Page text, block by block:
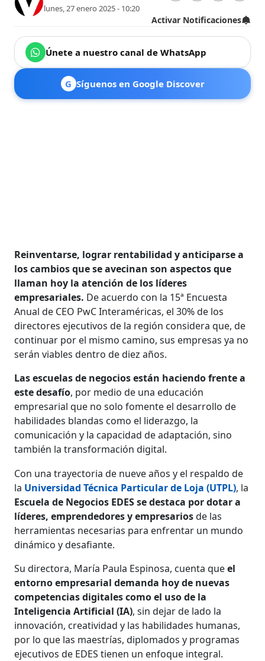
lunes, 27 enero 2025 - 10:20
Activar Notificaciones
Únete a nuestro canal de WhatsApp
G Síguenos en Google Discover
Reinventarse, lograr rentabilidad y anticiparse a
los cambios que se avecinan son aspectos que
llaman hoy la atención de los líderes
empresariales. De acuerdo con la 15ª Encuesta
Anual de CEO PwC Interaméricas, el 30% de los
directores ejecutivos de la región considera que, de
continuar por el mismo camino, sus empresas ya no
serán viables dentro de diez años.
Las escuelas de negocios están haciendo frente a
este desafío, por medio de una educación
empresarial que no solo fomente el desarrollo de
habilidades blandas como el liderazgo, la
comunicación y la capacidad de adaptación, sino
también la transformación digital.
Con una trayectoria de nueve años y el respaldo de
la Universidad Técnica Particular de Loja (UTPL), la
Escuela de Negocios EDES se destaca por dotar a
líderes, emprendedores y empresariosde las
herramientas necesarias para enfrentar un mundo
dinámico y desafiante.
Su directora, María Paula Espinosa, cuenta queel
entorno empresarial demanda hoy de nuevas
competencias digitales como el uso de la
Inteligencia Artificial (IA), sin dejar de lado la
innovación, creatividad y las habilidades humanas,
por lo que las maestrías, diplomados y programas
ejecutivos de EDES tienen un enfoque integral.